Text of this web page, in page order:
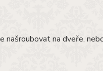
našroubovat na dveře,